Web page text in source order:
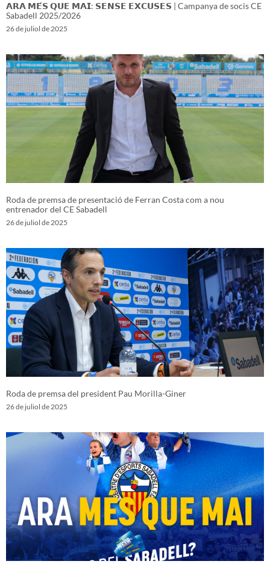
𝗔𝗥𝗔 𝗠𝗘́𝗦 𝗤𝗨𝗘 𝗠𝗔𝗜: 𝗦𝗘𝗡𝗦𝗘 𝗘𝗫𝗖𝗨𝗦𝗘𝗦 | Campanya de socis CE
Sabadell 2025/2026
26 de juliol de 2025
Roda de premsa de presentació de Ferran Costa com a nou
entrenador del CE Sabadell
26 de juliol de 2025
Roda de premsa del president Pau Morilla-Giner
26 de juliol de 2025